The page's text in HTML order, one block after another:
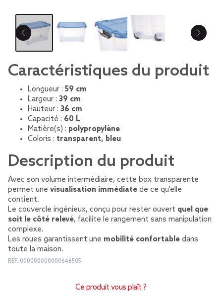
Caractéristiques du produit
Longueur : 59 cm
Largeur : 39 cm
Hauteur : 36 cm
Capacité : 60 L
Matière(s) : polypropylène
Coloris : transparent, bleu
Description du produit
Avec son volume intermédiaire, cette box transparente
permet une visualisation immédiate de ce qu'elle
contient.
Le couvercle ingénieux, conçu pour rester ouvert quel que
soit le côté relevé, facilite le rangement sans manipulation
complexe.
Les roues garantissent une mobilité confortable dans
toute la maison.
REF. 000000000000646505
Ce produit vous plaît ?